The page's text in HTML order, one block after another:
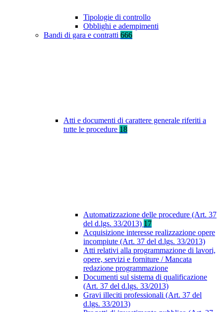
Tipologie di controllo
Obblighi e adempimenti
Bandi di gara e contratti 666
Atti e documenti di carattere generale riferiti a
tutte le procedure 18
Automatizzazione delle procedure (Art. 37
del d.lgs. 33/2013) 17
Acquisizione interesse realizzazione opere
incompiute (Art. 37 del d.lgs. 33/2013)
Atti relativi alla programmazione di lavori,
opere, servizi e forniture / Mancata
redazione programmazione
Documenti sul sistema di qualificazione
(Art. 37 del d.lgs. 33/2013)
Gravi illeciti professionali (Art. 37 del
d.lgs. 33/2013)